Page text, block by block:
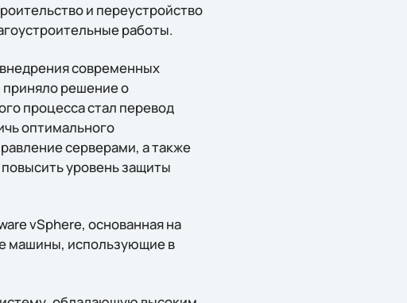
и переустройство
работы.
современных
решение о
процесса стал перевод
оптимального
серверами, а также
уровень защиты
vSphere, основанная на
машины, использующие в